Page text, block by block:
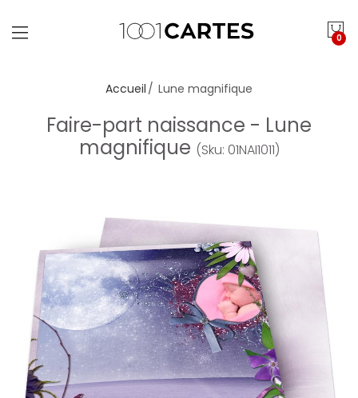
0
Accueil Lune magnifique
Faire-part naissance - Lune
magnifique (Sku: 01NAI1011)